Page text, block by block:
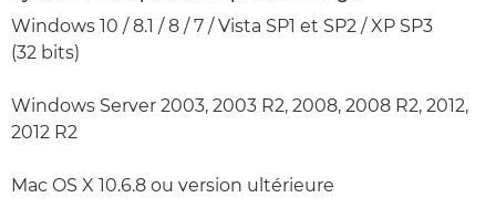
Windows 10 / 8.1 / 8 / 7 / Vista SP1 et SP2 / XP SP3
(32 bits)
Windows Server 2003, 2003 R2, 2008, 2008 R2, 2012,
2012 R2
Mac OS X 10.6.8 ou version ultérieure